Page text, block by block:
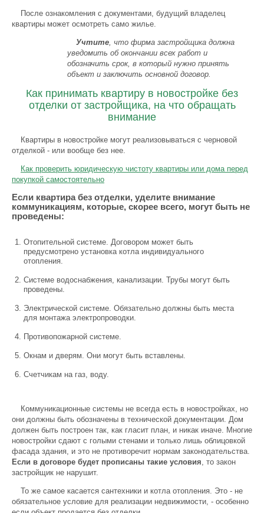
После ознакомления с документами, будущий владелец
квартиры может осмотреть само жилье.
Учтите, что фирма застройщика должна
уведомить об окончании всех работ и
обозначить срок, в который нужно принять
объект и заключить основной договор.
Как принимать квартиру в новостройке без
отделки от застройщика, на что обращать
внимание
Квартиры в новостройке могут реализовываться с черновой
отделкой - или вообще без нее.
Как проверить юридическую чистоту квартиры или дома перед
покупкой самостоятельно
Если квартира без отделки, уделите внимание
коммуникациям, которые, скорее всего, могут быть не
проведены:
Отопительной системе. Договором может быть
предусмотрено установка котла индивидуального
отопления.
Системе водоснабжения, канализации. Трубы могут быть
проведены.
Электрической системе. Обязательно должны быть места
для монтажа электропроводки.
Противопожарной системе.
Окнам и дверям. Они могут быть вставлены.
Счетчикам на газ, воду.
Коммуникационные системы не всегда есть в новостройках, но
они должны быть обозначены в технической документации. Дом
должен быть построен так, как гласит план, и никак иначе. Многие
новостройки сдают с голыми стенами и только лишь облицовкой
фасада здания, и это не противоречит нормам законодательства.
Если в договоре будет прописаны такие условия, то закон
застройщик не нарушит.
То же самое касается сантехники и котла отопления. Это - не
обязательное условие для реализации недвижимости, - особенно